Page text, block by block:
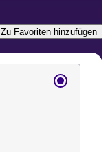
Zu Favoriten hinzufügen